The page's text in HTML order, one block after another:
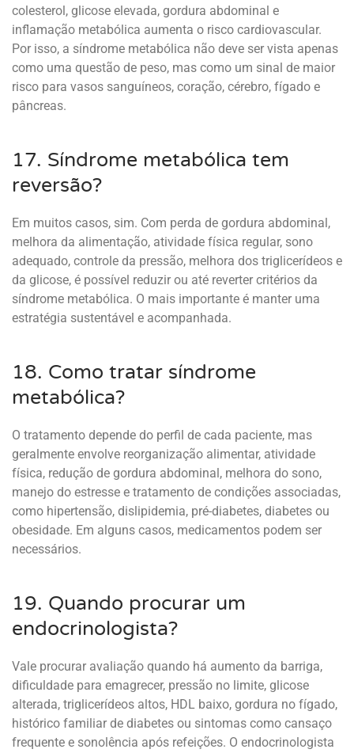
colesterol, glicose elevada, gordura abdominal e
inflamação metabólica aumenta o risco cardiovascular.
Por isso, a síndrome metabólica não deve ser vista apenas
como uma questão de peso, mas como um sinal de maior
risco para vasos sanguíneos, coração, cérebro, fígado e
pâncreas.
17. Síndrome metabólica tem
reversão?
Em muitos casos, sim. Com perda de gordura abdominal,
melhora da alimentação, atividade física regular, sono
adequado, controle da pressão, melhora dos triglicerídeos e
da glicose, é possível reduzir ou até reverter critérios da
síndrome metabólica. O mais importante é manter uma
estratégia sustentável e acompanhada.
18. Como tratar síndrome
metabólica?
O tratamento depende do perfil de cada paciente, mas
geralmente envolve reorganização alimentar, atividade
física, redução de gordura abdominal, melhora do sono,
manejo do estresse e tratamento de condições associadas,
como hipertensão, dislipidemia, pré-diabetes, diabetes ou
obesidade. Em alguns casos, medicamentos podem ser
necessários.
19. Quando procurar um
endocrinologista?
Vale procurar avaliação quando há aumento da barriga,
dificuldade para emagrecer, pressão no limite, glicose
alterada, triglicerídeos altos, HDL baixo, gordura no fígado,
histórico familiar de diabetes ou sintomas como cansaço
frequente e sonolência após refeições. O endocrinologista